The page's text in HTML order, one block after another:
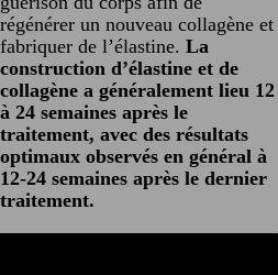
régénérer un nouveau collagène et
fabriquer de l’élastine. La
construction d’élastine et de
collagène a généralement lieu 12
à 24 semaines après le
traitement, avec des résultats
optimaux observés en général à
12-24 semaines après le dernier
traitement.